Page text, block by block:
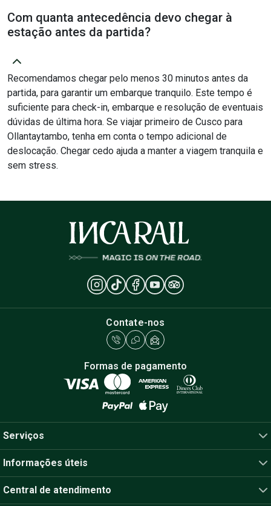
Com quanta antecedência devo chegar à
estação antes da partida?
Recomendamos chegar pelo menos 30 minutos antes da
partida, para garantir um embarque tranquilo. Este tempo é
suficiente para check-in, embarque e resolução de eventuais
dúvidas de última hora. Se viajar primeiro de Cusco para
Ollantaytambo, tenha em conta o tempo adicional de
deslocação. Chegar cedo ajuda a manter a viagem tranquila e
sem stress.
Contate-nos
Formas de pagamento
Serviços
Informações úteis
Central de atendimento